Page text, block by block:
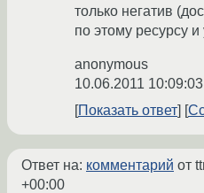
только негатив
по этому ресурсу и
anonymous
10.06.2011
Показать ответ
Ответ на: комментарий от
+00:00